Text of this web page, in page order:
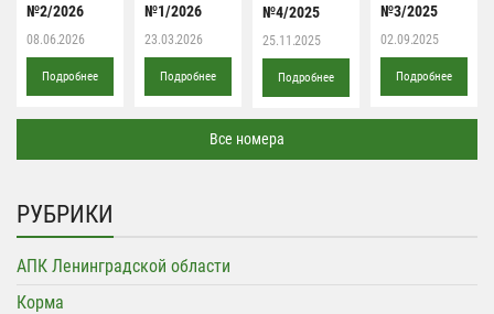
№2/2026
08.06.2026
Подробнее
№1/2026
23.03.2026
Подробнее
№4/2025
25.11.2025
Подробнее
№3/2025
02.09.2025
Подробнее
Все номера
РУБРИКИ
АПК Ленинградской области
Корма